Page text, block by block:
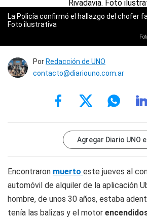
La Policía confirmó el hallazgo del chofer
Foto ilustrativa
Por Redacción de UNO
contacto@diariouno.com.ar
Agregar Diario UNO
Encontraron muerto este jueves al
automóvil de alquiler de la aplicación
hombre, de unos 30 años, estaba
tenía las balizas y el motor